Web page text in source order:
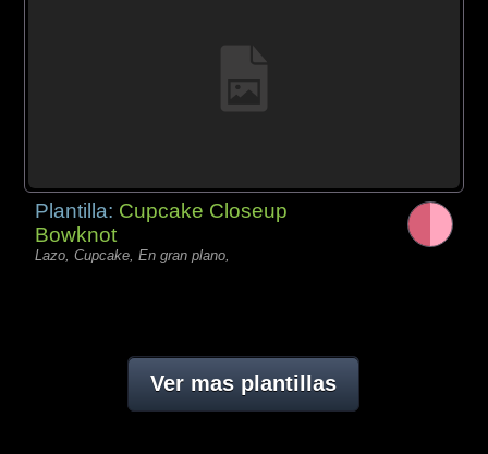
Plantilla: Cupcake Closeup
Bowknot
Lazo, Cupcake, En gran plano,
Ver mas plantillas